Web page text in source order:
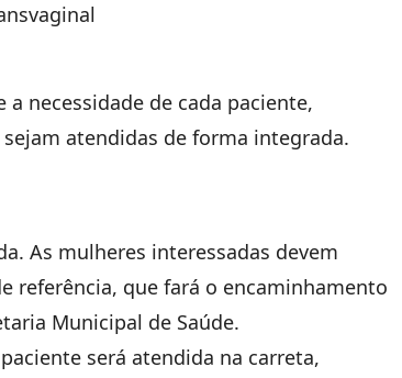
necessidade de cada paciente,
atendidas de forma integrada.
As mulheres interessadas devem
referência, que fará o encaminhamento
Municipal de Saúde.
será atendida na carreta,